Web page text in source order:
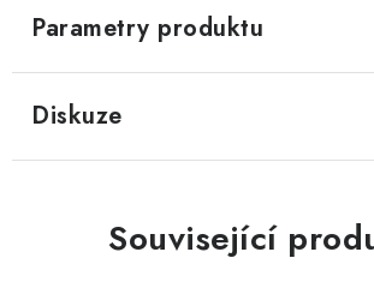
Parametry produktu
Diskuze
Související